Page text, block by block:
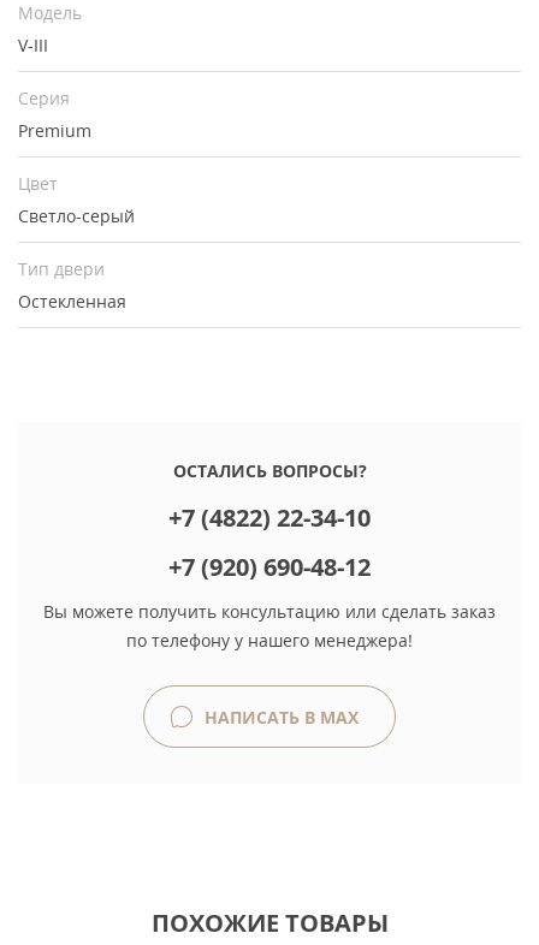
Модель
V-III
Серия
Premium
Цвет
Светло-серый
Тип двери
Остекленная
ОСТАЛИСЬ ВОПРОСЫ?
+7 (4822) 22-34-10
+7 (920) 690-48-12
Вы можете получить консультацию или сделать заказ
по телефону у нашего менеджера!
НАПИСАТЬ В MAX
ПОХОЖИЕ ТОВАРЫ